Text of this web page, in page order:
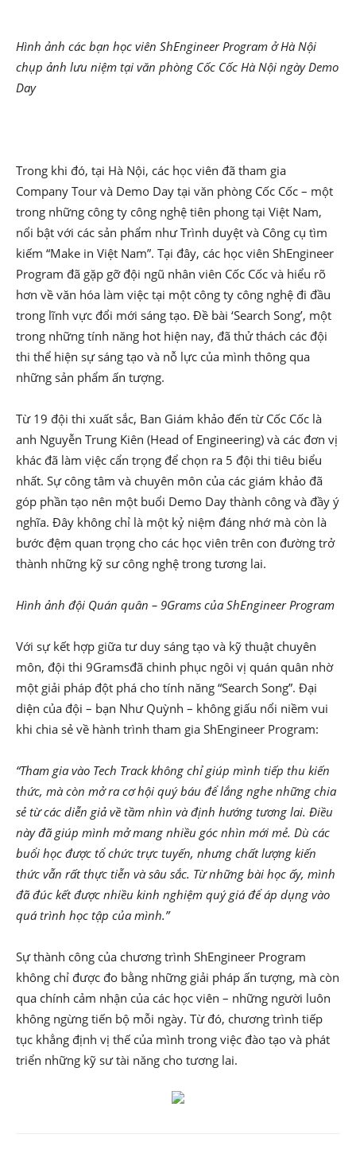
Hình ảnh các bạn học viên ShEngineer Program ở Hà Nội
chụp ảnh lưu niệm tại văn phòng Cốc Cốc Hà Nội ngày Demo
Day
Trong khi đó, tại Hà Nội, các học viên đã tham gia
Company Tour và Demo Day tại văn phòng Cốc Cốc – một
trong những công ty công nghệ tiên phong tại Việt Nam,
nổi bật với các sản phẩm như Trình duyệt và Công cụ tìm
kiếm “Make in Việt Nam”. Tại đây, các học viên ShEngineer
Program đã gặp gỡ đội ngũ nhân viên Cốc Cốc và hiểu rõ
hơn về văn hóa làm việc tại một công ty công nghệ đi đầu
trong lĩnh vực đổi mới sáng tạo. Đề bài ‘Search Song’, một
trong những tính năng hot hiện nay, đã thử thách các đội
thi thể hiện sự sáng tạo và nỗ lực của mình thông qua
những sản phẩm ấn tượng.
Từ 19 đội thi xuất sắc, Ban Giám khảo đến từ Cốc Cốc là
anh Nguyễn Trung Kiên (Head of Engineering) và các đơn vị
khác đã làm việc cẩn trọng để chọn ra 5 đội thi tiêu biểu
nhất. Sự công tâm và chuyên môn của các giám khảo đã
góp phần tạo nên một buổi Demo Day thành công và đầy ý
nghĩa. Đây không chỉ là một kỷ niệm đáng nhớ mà còn là
bước đệm quan trọng cho các học viên trên con đường trở
thành những kỹ sư công nghệ trong tương lai.
Hình ảnh đội Quán quân – 9Grams của ShEngineer Program
Với sự kết hợp giữa tư duy sáng tạo và kỹ thuật chuyên
môn, đội thi 9Gramsđã chinh phục ngôi vị quán quân nhờ
một giải pháp đột phá cho tính năng “Search Song”. Đại
diện của đội – bạn Như Quỳnh – không giấu nổi niềm vui
khi chia sẻ về hành trình tham gia ShEngineer Program:
“Tham gia vào Tech Track không chỉ giúp mình tiếp thu kiến
thức, mà còn mở ra cơ hội quý báu để lắng nghe những chia
sẻ từ các diễn giả về tầm nhìn và định hướng tương lai. Điều
này đã giúp mình mở mang nhiều góc nhìn mới mẻ. Dù các
buổi học được tổ chức trực tuyến, nhưng chất lượng kiến
thức vẫn rất thực tiễn và sâu sắc. Từ những bài học ấy, mình
đã đúc kết được nhiều kinh nghiệm quý giá để áp dụng vào
quá trình học tập của mình.”
Sự thành công của chương trình ShEngineer Program
không chỉ được đo bằng những giải pháp ấn tượng, mà còn
qua chính cảm nhận của các học viên – những người luôn
không ngừng tiến bộ mỗi ngày. Từ đó, chương trình tiếp
tục khẳng định vị thế của mình trong việc đào tạo và phát
triển những kỹ sư tài năng cho tương lai.